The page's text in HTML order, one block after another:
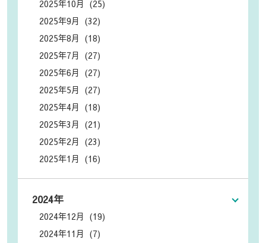
2025年10月 (25)
2025年9月 (32)
2025年8月 (18)
2025年7月 (27)
2025年6月 (27)
2025年5月 (27)
2025年4月 (18)
2025年3月 (21)
2025年2月 (23)
2025年1月 (16)
2024年
2024年12月 (19)
2024年11月 (7)